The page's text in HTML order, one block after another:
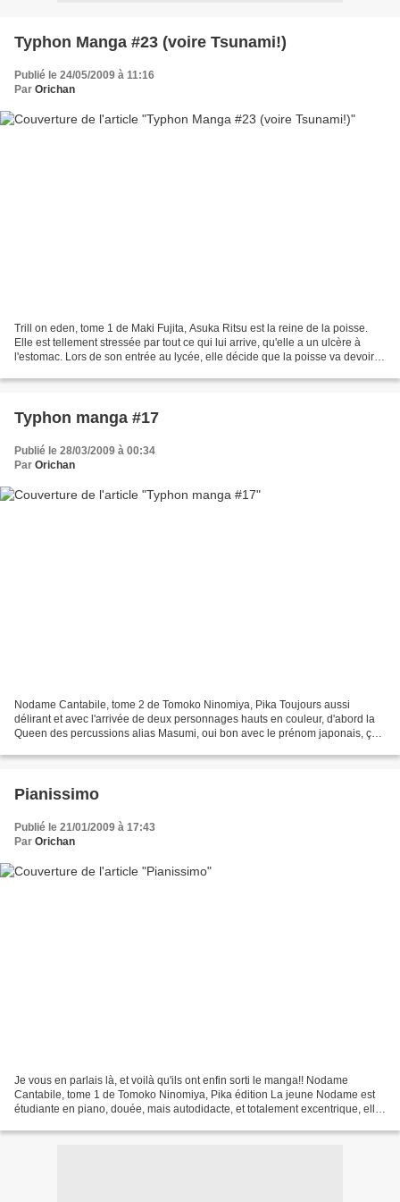
Typhon Manga #23 (voire Tsunami!)
Publié le 24/05/2009 à 11:16
Par Orichan
Trill on eden, tome 1 de Maki Fujita, Asuka Ritsu est la reine de la poisse.
Elle est tellement stressée par tout ce qui lui arrive, qu'elle a un ulcère à
l'estomac. Lors de son entrée au lycée, elle décide que la poisse va devoir la
Typhon manga #17
Publié le 28/03/2009 à 00:34
Par Orichan
Nodame Cantabile, tome 2 de Tomoko Ninomiya, Pika Toujours aussi
délirant et avec l'arrivée de deux personnages hauts en couleur, d'abord la
Queen des percussions alias Masumi, oui bon avec le prénom japonais, ça
Pianissimo
Publié le 21/01/2009 à 17:43
Par Orichan
Je vous en parlais là, et voilà qu'ils ont enfin sorti le manga!! Nodame
Cantabile, tome 1 de Tomoko Ninomiya, Pika édition La jeune Nodame est
étudiante en piano, douée, mais autodidacte, et totalement excentrique, elle